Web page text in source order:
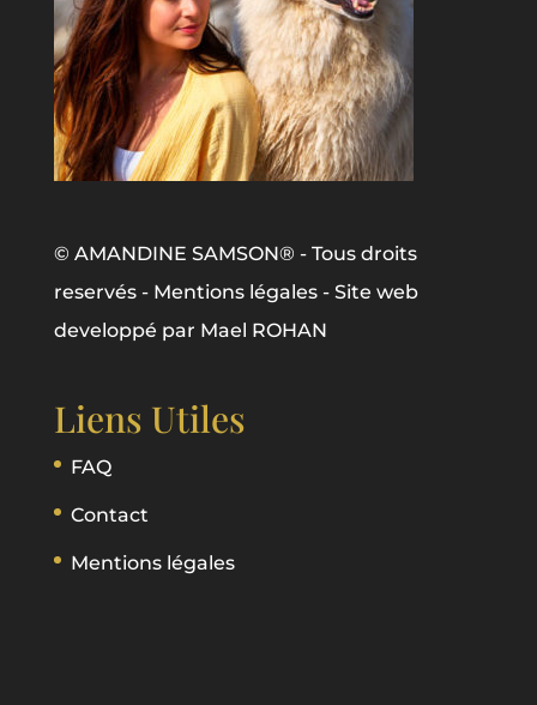
© AMANDINE SAMSON® - Tous droits
reservés - Mentions légales- Site web
developpé par Mael ROHAN
Liens Utiles
FAQ
Contact
Mentions légales